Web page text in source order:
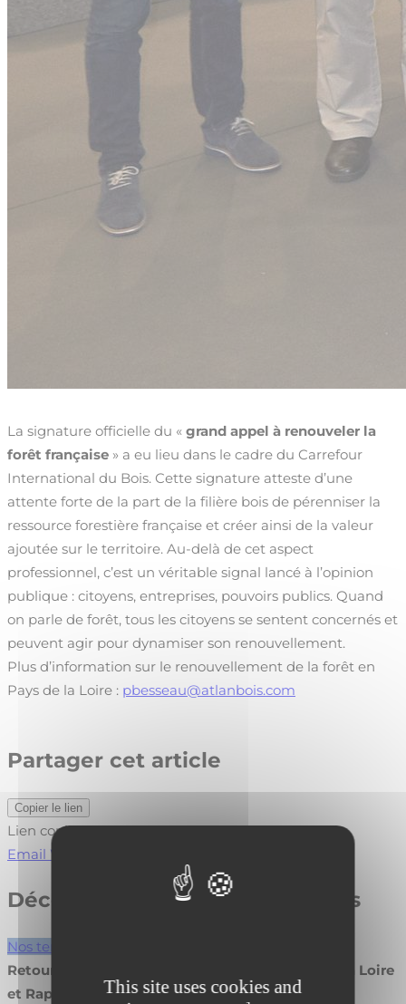
This site uses cookies and
La signature officielle du « grand appel à renouveler la
forêt française » a eu lieu dans le cadre du Carrefour
International du Bois. Cette signature atteste d’une
attente forte de la part de la filière bois de pérenniser la
ressource forestière française et créer ainsi de la valeur
ajoutée sur le territoire. Au-delà de cet aspect
professionnel, c’est un véritable signal lancé à l’opinion
publique : citoyens, entreprises, pouvoirs publics. Quand
on parle de forêt, tous les citoyens se sentent concernés et
peuvent agir pour dynamiser son renouvellement.
Plus d’information sur le renouvellement de la forêt en
Pays de la Loire : pbesseau@atlanbois.com
Partager cet article
Copier le lien
Lien copié !
Email WhatsApp
Découvrez nos autres actualités
Nos temps forts
Retour sur l’Assemblée Générale Fibois Pays de la Loire
et Rapport d’Activité 2026